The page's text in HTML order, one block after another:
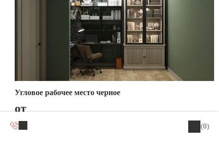
(0)
Угловое рабочее место черное
от